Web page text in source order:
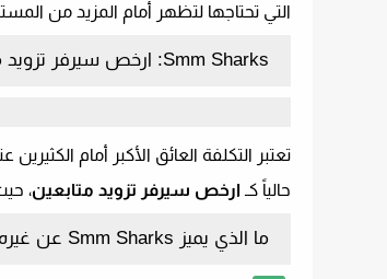
التي تحتاجها لتظهر أمام المزيد من
Smm Sharks: ارخص سيرفر تزويد
​تعتبر التكلفة العائق الأكبر أمام
حالياً كـ ارخص سيرفر تزويد متابعين،
​ما الذي يميز Smm Sharks عن